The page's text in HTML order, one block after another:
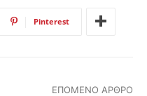
Pinterest
ΕΠΌΜΕΝΟ ΆΡΘΡΟ